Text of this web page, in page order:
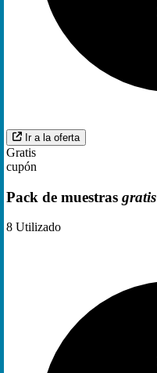
Ir a la oferta
Gratis
cupón
Pack de muestras gratis
8 Utilizado